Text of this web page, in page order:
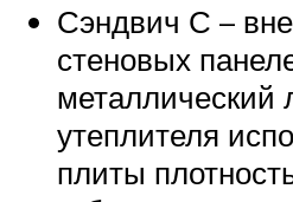
Сэндвич С –
стеновых
металлический
утеплителя
плиты